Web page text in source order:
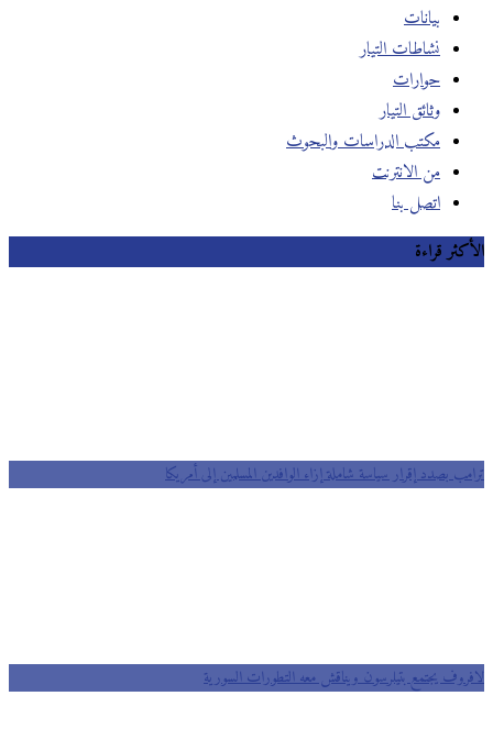
بيانات
نشاطات التيار
حوارات
وثائق التيار
مكتب الدراسات والبحوث
من الانترنت
اتصل بنا
الأكثر قراءة
ترامب بصدد إقرار سياسة شاملة إزاء الوافدين المسلمين إلى أمريكا
لافروف يجتمع بتيلرسون ويناقش معه التطورات السورية